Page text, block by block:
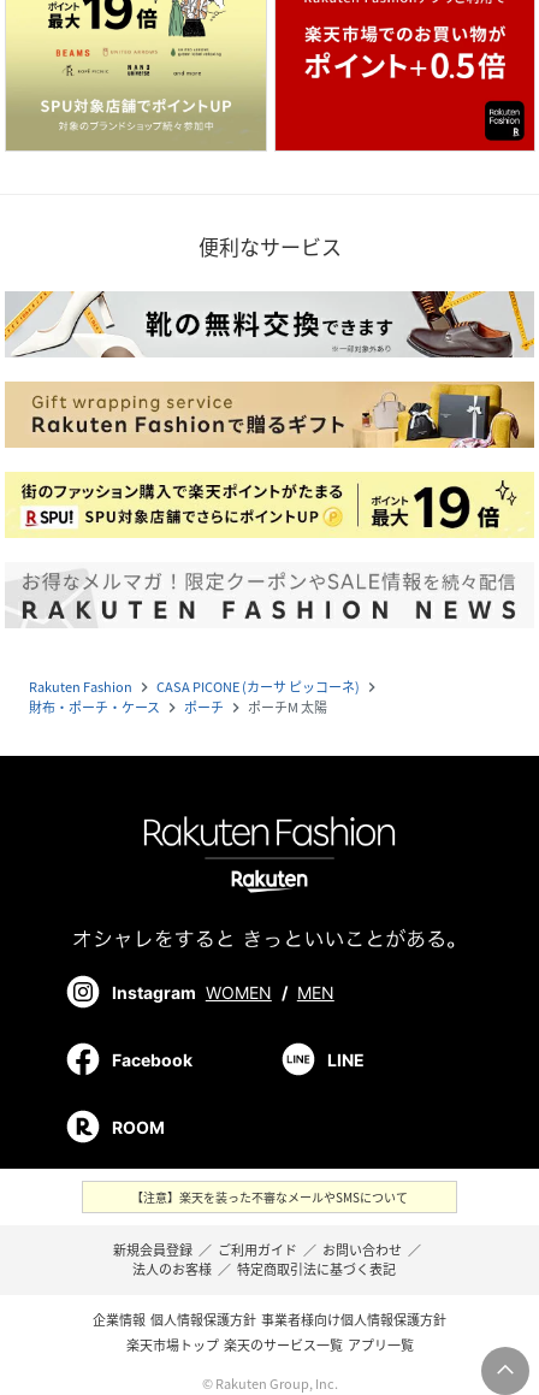
便利なサービス
Rakuten Fashion navigate_next CASA PICONE (カーサ ピッコーネ) navigate_next
財布・ポーチ・ケース navigate_next ポーチ navigate_next ポーチM 太陽
Instagram WOMEN / MEN
Facebook LINE
ROOM
【注意】楽天を装った不審なメールやSMSについて
新規会員登録 ／ ご利用ガイド ／ お問い合わせ ／
法人のお客様 ／ 特定商取引法に基づく表記
企業情報 個人情報保護方針 事業者様向け個人情報保護方針
楽天市場トップ 楽天のサービス一覧 アプリ一覧
© Rakuten Group, Inc.